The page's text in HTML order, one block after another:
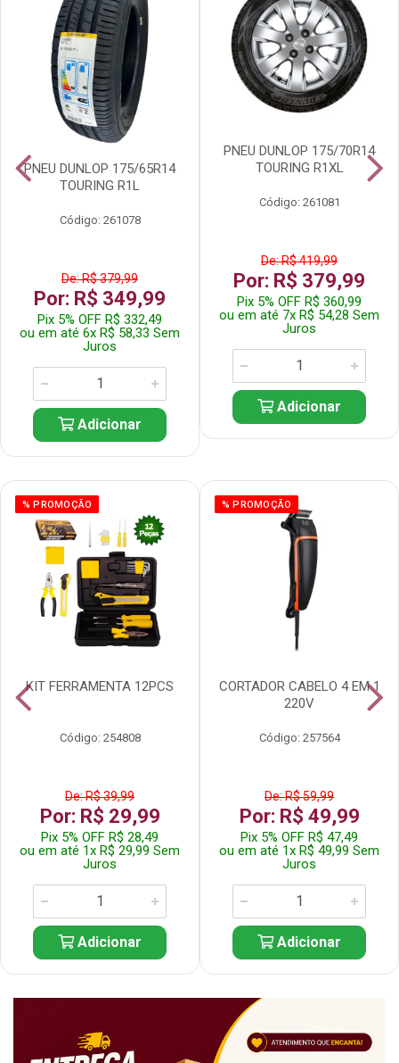
PNEU DUNLOP 175/65R14
TOURING R1L
Código: 261078
De: R$ 379,99
Por: R$ 349,99
Pix 5% OFF R$ 332,49
ou em até 6x R$ 58,33 Sem
Juros
Adicionar
PNEU DUNLOP 175/70R14
TOURING R1XL
Código: 261081
De: R$ 419,99
Por: R$ 379,99
Pix 5% OFF R$ 360,99
ou em até 7x R$ 54,28 Sem
Juros
Adicionar
% PROMOÇÃO
KIT FERRAMENTA 12PCS
Código: 254808
De: R$ 39,99
Por: R$ 29,99
Pix 5% OFF R$ 28,49
ou em até 1x R$ 29,99 Sem
Juros
Adicionar
% PROMOÇÃO
CORTADOR CABELO 4 EM 1
220V
Código: 257564
De: R$ 59,99
Por: R$ 49,99
Pix 5% OFF R$ 47,49
ou em até 1x R$ 49,99 Sem
Juros
Adicionar